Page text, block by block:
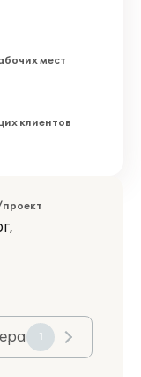
мест
клиентов
1